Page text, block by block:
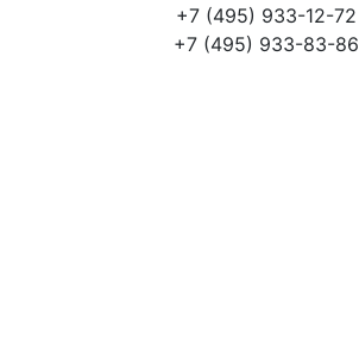
+7 (495) 933-12-72
+7 (495) 933-83-86